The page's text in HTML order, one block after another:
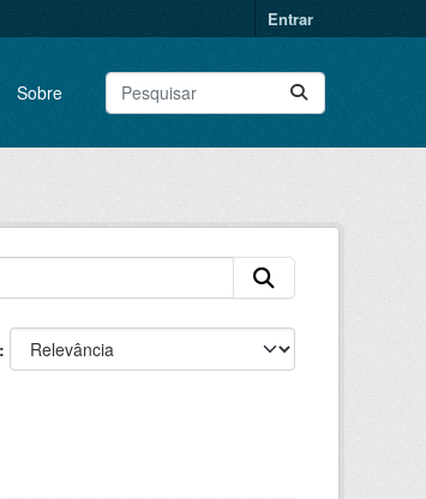
Entrar
Sobre